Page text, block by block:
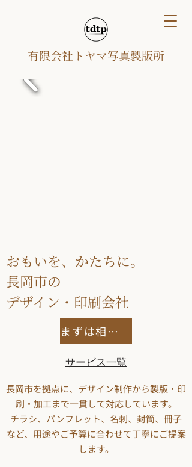
有限会社トヤマ写真製版所
おもいを、かたちに。
長岡市の
デザイン・印刷会社
まずは相談する
サービス一覧
長岡市を拠点に、デザイン制作から製版・印
刷・加工まで一貫して対応しています。
チラシ、パンフレット、名刺、封筒、冊子
など、用途やご予算に合わせて丁寧にご提案
します。